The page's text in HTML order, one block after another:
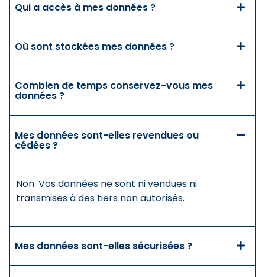
Qui a accès à mes données ?
Où sont stockées mes données ?
Combien de temps conservez-vous mes
données ?
Mes données sont-elles revendues ou
cédées ?
Non. Vos données ne sont ni vendues ni
transmises à des tiers non autorisés.
Mes données sont-elles sécurisées ?